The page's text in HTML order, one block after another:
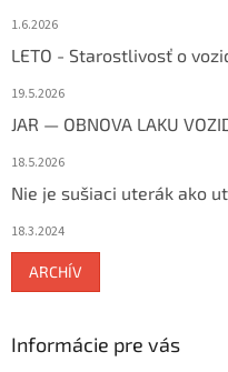
1.6.2026
LETO - Starostlivosť o
19.5.2026
JAR — OBNOVA LAKU
18.5.2026
Nie je sušiaci uterák ako
18.3.2024
ARCHÍV
Informácie pre vás